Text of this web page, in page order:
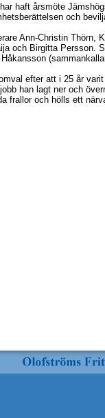
haft årsmöte
och
Ann-Christin Thörn,
och Birgitta Persson.
efter att i 25 år
han lagt ner och
frallor och hölls ett